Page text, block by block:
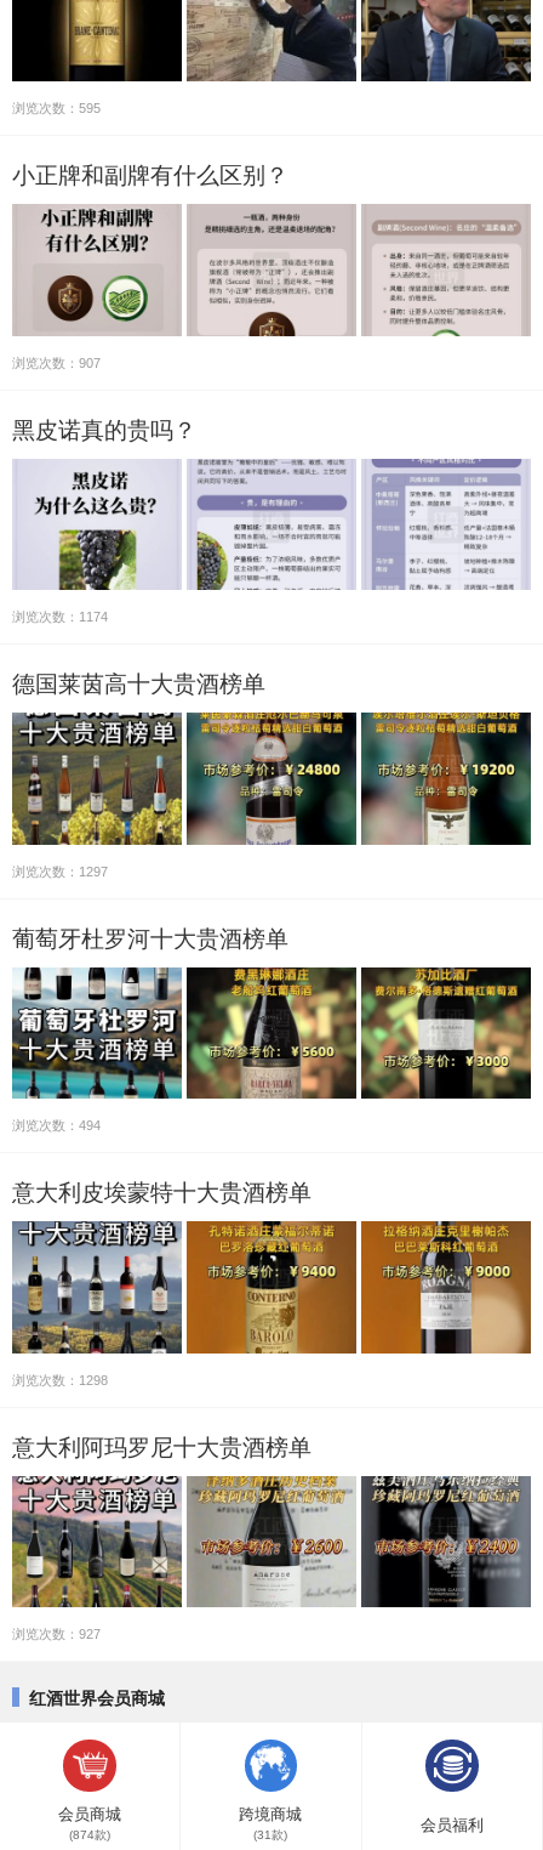
浏览次数：595
小正牌和副牌有什么区别？
浏览次数：907
黑皮诺真的贵吗？
浏览次数：1174
德国莱茵高十大贵酒榜单
浏览次数：1297
葡萄牙杜罗河十大贵酒榜单
浏览次数：494
意大利皮埃蒙特十大贵酒榜单
浏览次数：1298
意大利阿玛罗尼十大贵酒榜单
浏览次数：927
红酒世界会员商城
会员商城
(874款)
跨境商城
(31款)
会员福利